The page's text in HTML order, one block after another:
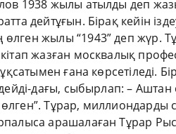
1938 жылы атылды деп
дейтұғын. Бiрақ кейiн
жылы “1943” деп жүр.
жазған москвалық
ғана көрсетiледi.
дағы, сыбырлап: –
Тұрар, миллиондарды
арашалаған Тұрар